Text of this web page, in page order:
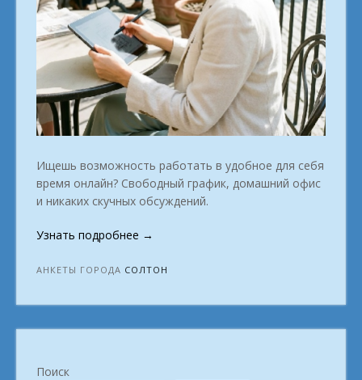
Ищешь возможность работать в удобное для себя
время онлайн? Свободный график, домашний офис
и никаких скучных обсуждений.
Узнать подробнее «Время
Пора
с
→
АНКЕТЫ ГОРОДА СОЛТОН
Поиск